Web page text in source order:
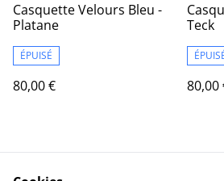
Casquette Velours Bleu -
Platane
ÉPUISÉ
80,00 €
Teck
80,00